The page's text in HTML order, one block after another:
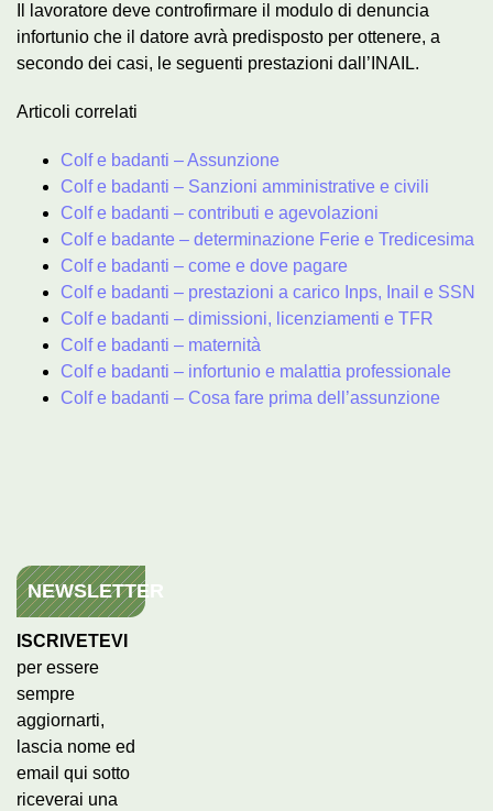
Il lavoratore deve controfirmare il modulo di denuncia
infortunio che il datore avrà predisposto per ottenere, a
secondo dei casi, le seguenti prestazioni dall’INAIL.
Articoli correlati
Colf e badanti – Assunzione
Colf e badanti – Sanzioni amministrative e civili
Colf e badanti – contributi e agevolazioni
Colf e badante – determinazione Ferie e Tredicesima
Colf e badanti – come e dove pagare
Colf e badanti – prestazioni a carico Inps, Inail e SSN
Colf e badanti – dimissioni, licenziamenti e TFR
Colf e badanti – maternità
Colf e badanti – infortunio e malattia professionale
Colf e badanti – Cosa fare prima dell’assunzione
NEWSLETTER
ISCRIVETEVI
per essere
sempre
aggiornarti,
lascia nome ed
email qui sotto
riceverai una